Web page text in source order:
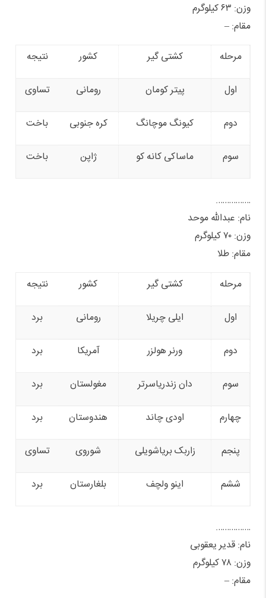
وزن: ۶۳ کیلوگرم
مقام: –
مرحله
کشتی گیر کشور نتیجه
اول پیتر کومان رومانی تساوی
دوم کیونگ موچانگ کره جنوبی باخت
سوم ماساکی کانه کو ژاپن باخت
…………….
نام: عبدالله موحد
وزن: ۷۰ کیلوگرم
مقام: طلا
مرحله
کشتی گیر کشور نتیجه
اول ایلی چریلا رومانی برد
دوم ورنر هولزر آمریکا برد
سوم دان زندریاسرتر مغولستان برد
چهارم اودی چاند هندوستان برد
پنجم زاربک بریاشویلی شوروی تساوی
ششم اینو ولچف بلغارستان برد
…………….
نام: قدیر یعقوبی
وزن: ۷۸ کیلوگرم
مقام: –